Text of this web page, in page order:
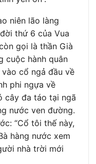
niên lão làng
thứ 6 của Vua
gọi là thần Già
cuộc hành quân
cổ ngả đầu về
phi ngựa về
cây đa táo tại ngã
nước ven đường.
“Cổ tôi thế này,
hàng nước xem
nhà trời mới